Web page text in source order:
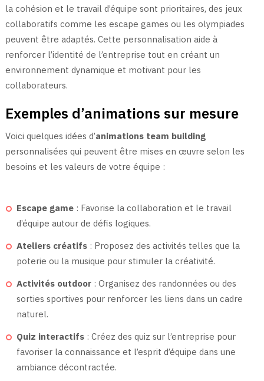
la cohésion et le travail d’équipe sont prioritaires, des jeux
collaboratifs comme les escape games ou les olympiades
peuvent être adaptés. Cette personnalisation aide à
renforcer l’identité de l’entreprise tout en créant un
environnement dynamique et motivant pour les
collaborateurs.
Exemples d’animations sur mesure
Voici quelques idées d’animations team building
personnalisées qui peuvent être mises en œuvre selon les
besoins et les valeurs de votre équipe :
Escape game : Favorise la collaboration et le travail
d’équipe autour de défis logiques.
Ateliers créatifs : Proposez des activités telles que la
poterie ou la musique pour stimuler la créativité.
Activités outdoor : Organisez des randonnées ou des
sorties sportives pour renforcer les liens dans un cadre
naturel.
Quiz interactifs : Créez des quiz sur l’entreprise pour
favoriser la connaissance et l’esprit d’équipe dans une
ambiance décontractée.